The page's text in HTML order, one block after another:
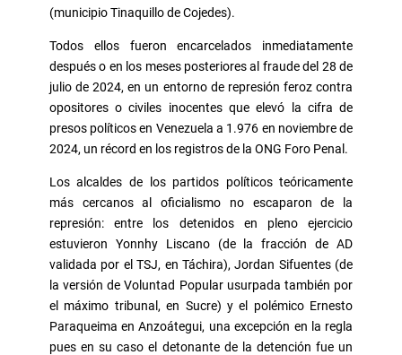
(municipio Tinaquillo de Cojedes).
Todos ellos fueron encarcelados inmediatamente
después o en los meses posteriores al fraude del 28 de
julio de 2024, en un entorno de represión feroz contra
opositores o civiles inocentes que elevó la cifra de
presos políticos en Venezuela a 1.976 en noviembre de
2024, un récord en los registros de la ONG Foro Penal.
Los alcaldes de los partidos políticos teóricamente
más cercanos al oficialismo no escaparon de la
represión: entre los detenidos en pleno ejercicio
estuvieron Yonnhy Liscano (de la fracción de AD
validada por el TSJ, en Táchira), Jordan Sifuentes (de
la versión de Voluntad Popular usurpada también por
el máximo tribunal, en Sucre) y el polémico Ernesto
Paraqueima en Anzoátegui, una excepción en la regla
pues en su caso el detonante de la detención fue un